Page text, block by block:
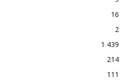
16
2
1 439
214
111